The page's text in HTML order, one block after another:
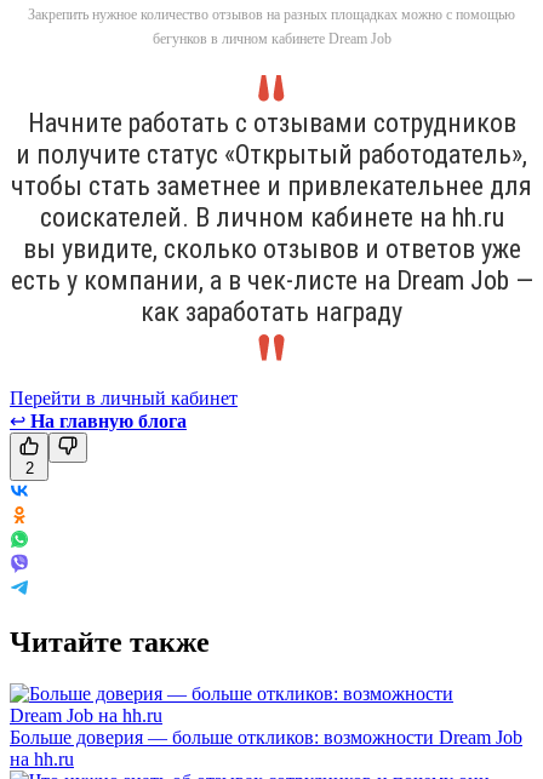
Закрепить нужное количество отзывов на разных площадках можно с помощью
бегунков в личном кабинете Dream Job
Начните работать с отзывами сотрудников
и получите статус «Открытый работодатель»,
чтобы стать заметнее и привлекательнее для
соискателей. В личном кабинете на hh.ru
вы увидите, сколько отзывов и ответов уже
есть у компании, а в чек-листе на Dream Job —
как заработать награду
Перейти в личный кабинет
↩ На главную блога
2
Читайте также
Больше доверия — больше откликов: возможности Dream Job
на hh.ru